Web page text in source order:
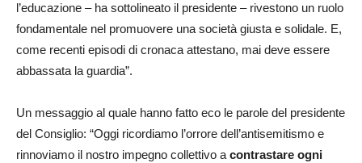
l’educazione – ha sottolineato il presidente – rivestono un ruolo
fondamentale nel promuovere una società giusta e solidale. E,
come recenti episodi di cronaca attestano, mai deve essere
abbassata la guardia”.
Un messaggio al quale hanno fatto eco le parole del presidente
del Consiglio: “Oggi ricordiamo l’orrore dell’antisemitismo e
rinnoviamo il nostro impegno collettivo a contrastare ogni